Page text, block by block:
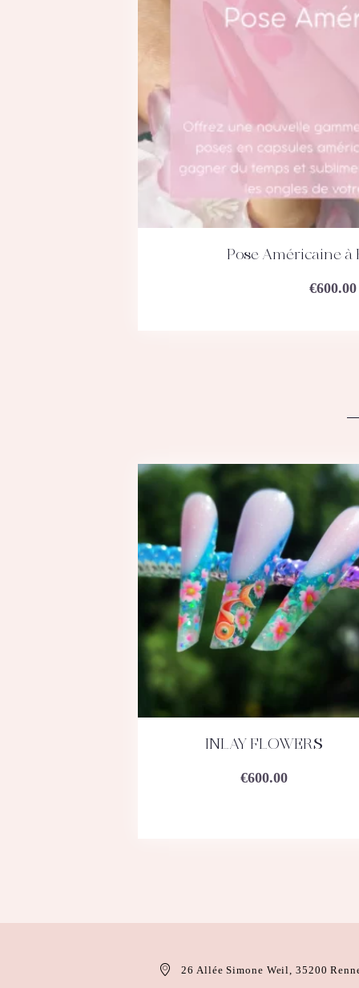
ACHETEZ
Pose Américaine à
€600.00
ACHETEZ DÉTAILS
INLAY FLOWERS
€600.00
26 Allée Simone Weil, 35200